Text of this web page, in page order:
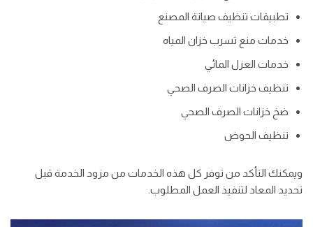
تطبيقات تنظيف صيانة المصنع
خدمات منع تسرب خزان المياه
خدمات العزل المائي
تنظيف خزانات الصرف الصحي
ضخ خزانات الصرف الصحي
تنظيف الحوض
ويمكنك التأكد من توفر كل هذه الخدمات من مزود الخدمة قبل
تحديد المعاد لتنفيذ العمل المطلوب.